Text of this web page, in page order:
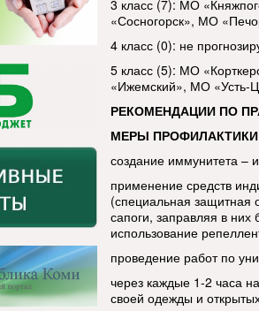
3 класс (7): МО
«Сосногорск», МО
4 класс (0): не
5 класс (5): МО
«Ижемский», МО «Усть-
РЕКОМЕНДАЦИИ ПО
МЕРЫ
создание иммунитета –
применение средств
(специальная защитная
сапоги, заправляя в
использование
проведение работ по
через каждые 1-2 часа
своей одежды и